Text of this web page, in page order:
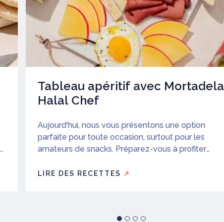
Tableau apéritif avec Mortadela
Halal Chef
Aujourd'hui, nous vous présentons une option
parfaite pour toute occasion, surtout pour les
amateurs de snacks. Préparez-vous à profiter
LIRE DES RECETTES ↗